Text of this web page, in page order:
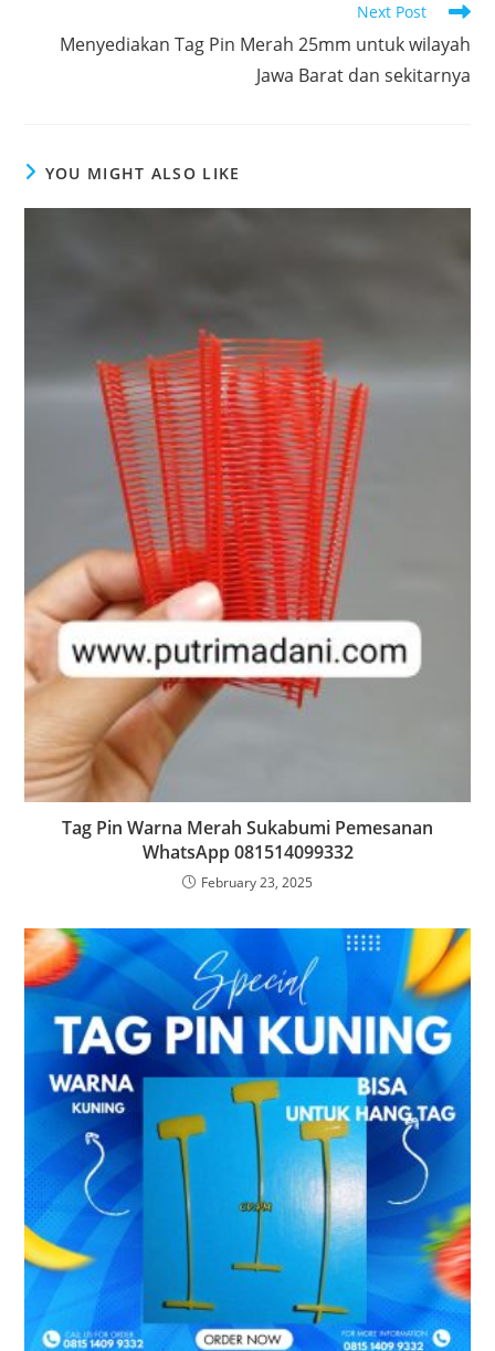
articles
Next Post
Menyediakan Tag Pin Merah 25mm untuk wilayah
Jawa Barat dan sekitarnya
YOU MIGHT ALSO LIKE
Tag Pin Warna Merah Sukabumi Pemesanan
WhatsApp 081514099332
February 23, 2025